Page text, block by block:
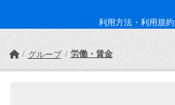
利用方法・利用規約
グループ 労働・賃金